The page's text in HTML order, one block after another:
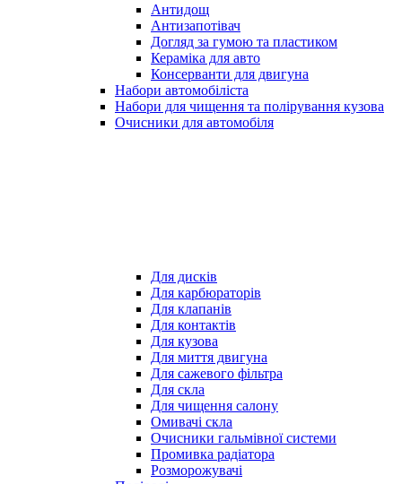
Антидощ
Антизапотівач
Догляд за гумою та пластиком
Кераміка для авто
Консерванти для двигуна
Набори автомобіліста
Набори для чищення та полірування кузова
Очисники для автомобіля
Для дисків
Для карбюраторів
Для клапанів
Для контактів
Для кузова
Для миття двигуна
Для сажевого фільтра
Для скла
Для чищення салону
Омивачі скла
Очисники гальмівної системи
Промивка радіатора
Розморожувачі